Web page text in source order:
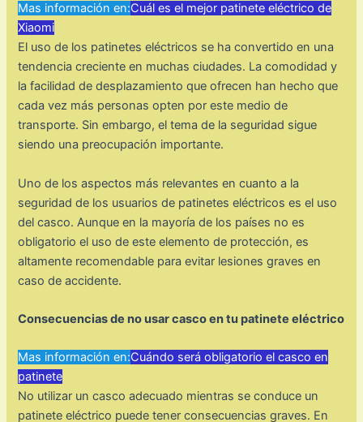
Mas información en:Cuál es el mejor patinete eléctrico de
Xiaomi
El uso de los patinetes eléctricos se ha convertido en una
tendencia creciente en muchas ciudades. La comodidad y
la facilidad de desplazamiento que ofrecen han hecho que
cada vez más personas opten por este medio de
transporte. Sin embargo, el tema de la seguridad sigue
siendo una preocupación importante.
Uno de los aspectos más relevantes en cuanto a la
seguridad de los usuarios de patinetes eléctricos es el uso
del casco. Aunque en la mayoría de los países no es
obligatorio el uso de este elemento de protección, es
altamente recomendable para evitar lesiones graves en
caso de accidente.
Consecuencias de no usar casco en tu patinete eléctrico
Mas información en:Cuándo será obligatorio el casco en
patinete
No utilizar un casco adecuado mientras se conduce un
patinete eléctrico puede tener consecuencias graves. En